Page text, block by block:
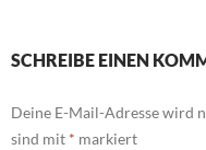
SCHREIBE EINEN
Deine E-Mail-Adresse wird
sind mit * markiert